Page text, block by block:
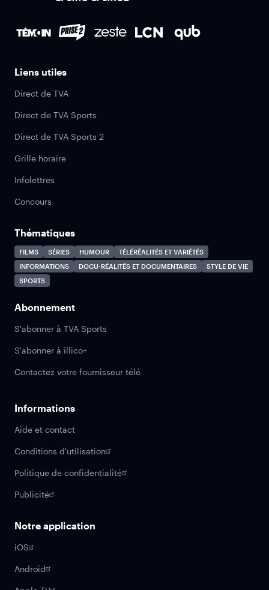
Liens utiles
Direct de TVA
Direct de TVA Sports
Direct de TVA Sports 2
Grille horaire
Infolettres
Concours
Thématiques
FILMS SÉRIES HUMOUR
TÉLÉRÉALITÉS ET VARIÉTÉS
INFORMATIONS
DOCU-RÉALITÉS ET DOCUMENTAIRES
STYLE DE VIE
SPORTS
Abonnement
S'abonner à TVA Sports
S'abonner à illico+
Contactez votre fournisseur télé
Informations
Aide et contact
Conditions d'utilisation
Politique de confidentialité
Publicité
Notre application
iOS
Android